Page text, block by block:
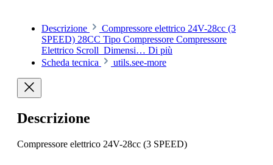
Descrizione
Compressore elettrico 24V-28cc (3
SPEED) 28CC Tipo Compressore Compressore
Elettrico Scroll Dimensi… Di più
Scheda tecnica
utils.see-more
Descrizione
Compressore elettrico 24V-28cc (3 SPEED)